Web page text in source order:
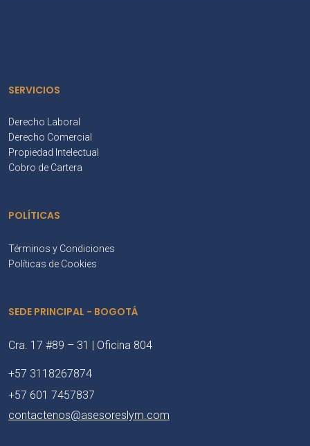
SERVICIOS
Derecho Laboral
Derecho Comercial
Propiedad Intelectual
Cobro de Cartera
POLÍTICAS
Términos y Condiciones
Políticas de Cookies
SEDE PRINCIPAL - BOGOTÁ
Cra. 17 #89 – 31 | Oficina 804
+57 3118267874
+57 601 7457837
contactenos@asesoreslym.com